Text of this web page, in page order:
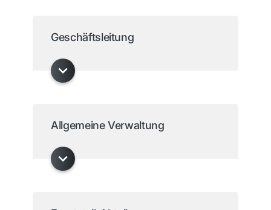
Geschäftsleitung
Allgemeine Verwaltung